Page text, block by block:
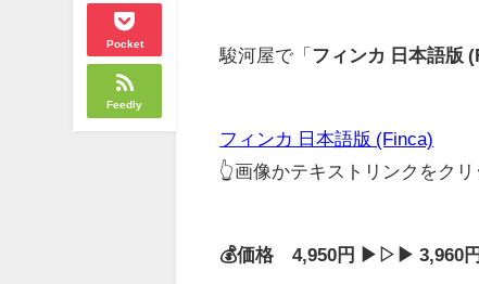
Pocket
Feedly
駿河屋で「 フィンカ 日本語版
フィンカ 日本語版 (Finca)
👆画像かテキストリンクをク
💰価格 4,950円 ▶▷▶ 3,960円